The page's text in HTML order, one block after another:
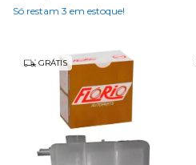
Só restam 3 em estoque!
GRÁTIS